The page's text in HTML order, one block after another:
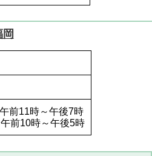
前11時～午後7時
前10時～午後5時